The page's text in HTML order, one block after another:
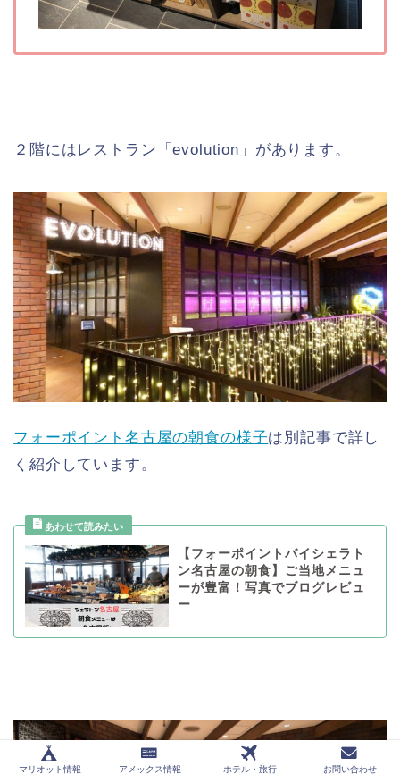
２階にはレストラン「evolution」があります。
フォーポイント名古屋の朝食の様子は別記事で詳し
く紹介しています。
【フォーポイントバイシェラト
ン名古屋の朝食】ご当地メニュ
ーが豊富！写真でブログレビュ
ー
マリオット情報 アメックス情報 ホテル・旅行 お問い合わせ